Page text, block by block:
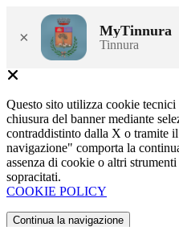
× MyTinnura
Tinnura
Questo sito utilizza cookie
chiusura del banner mediante
contraddistinto dalla X o tramite
navigazione" comporta la
assenza di cookie o altri
sopracitati.
COOKIE POLICY
Continua la navigazione